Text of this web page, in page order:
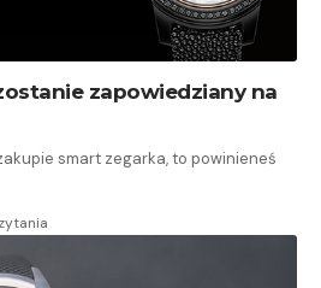
zapowiedziany na
smart zegarka, to powinieneś